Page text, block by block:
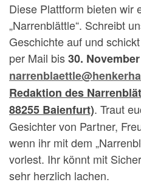
Diese Plattform bieten wir
„Narrenblättle“. Schreibt
Geschichte auf und
per Mail bis30.
Redaktion des
88255 Baienfurt). Traut
Gesichter von Partner,
wenn ihr mit dem
vorlest. Ihr könnt mit
sehr herzlich lachen.